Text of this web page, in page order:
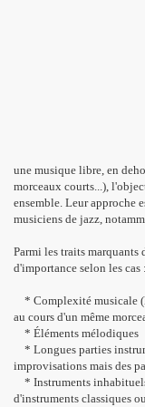
une musique libre, en
morceaux courts...),
ensemble. Leur approche
musiciens de jazz,
Parmi les traits
d'importance selon les cas :
* Complexité musicale
au cours d'un même
* Éléments mélodiques
* Longues parties
improvisations mais des
* Instruments
d'instruments classiques